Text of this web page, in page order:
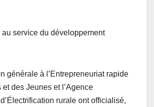
service du développement
générale à l’Entrepreneuriat rapide
des Jeunes et l’Agence
rurale ont officialisé,